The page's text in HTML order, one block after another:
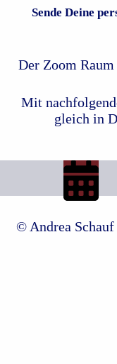
Sende Deine
Der Zoom
Mit
gleich in
© Andrea Schauf